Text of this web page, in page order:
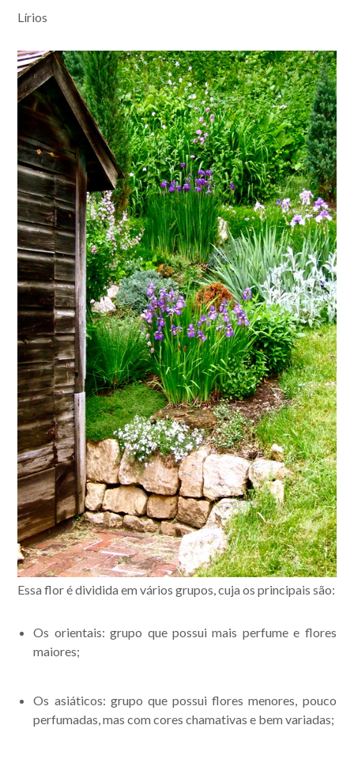
Acompanhe nossas
publicações.
Lírios
Essa flor é dividida em vários grupos, cuja os principais são:
Os orientais: grupo que possui mais perfume e flores
maiores;
Os asiáticos: grupo que possui flores menores, pouco
perfumadas, mas com cores chamativas e bem variadas;